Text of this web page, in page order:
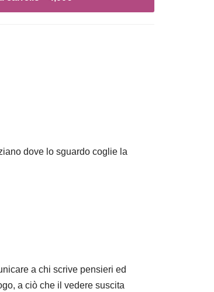
dove lo sguardo coglie la
a chi scrive pensieri ed
a ciò che il vedere suscita